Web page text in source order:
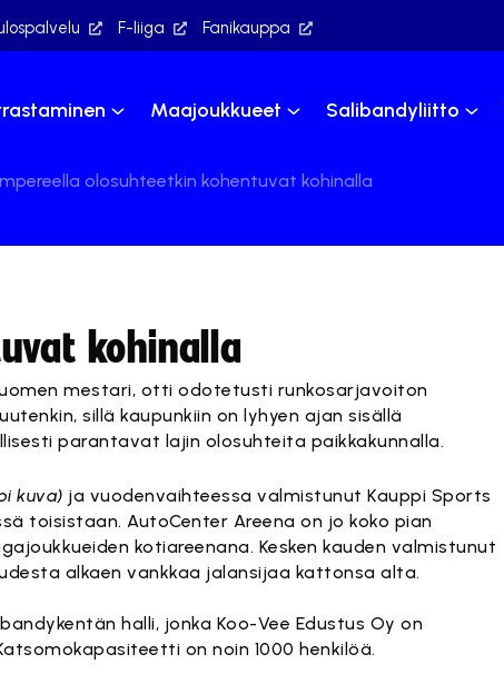
F-liiga Fanikauppa
Maajoukkueet Salibandyliitto
olosuhteetkin kohentuvat kohinalla
kohinalla
mestari, otti odotetusti runkosarjavoiton
sillä kaupunkiin on lyhyen ajan sisällä
parantavat lajin olosuhteita paikkakunnalla.
kuva) ja vuodenvaihteessa valmistunut Kauppi Sports
toisistaan. AutoCenter Areena on jo koko pian
kotiareenana. Kesken kauden valmistunut
alkaen vankkaa jalansijaa kattonsa alta.
halli, jonka Koo-Vee Edustus Oy on
on noin 1000 henkilöä.